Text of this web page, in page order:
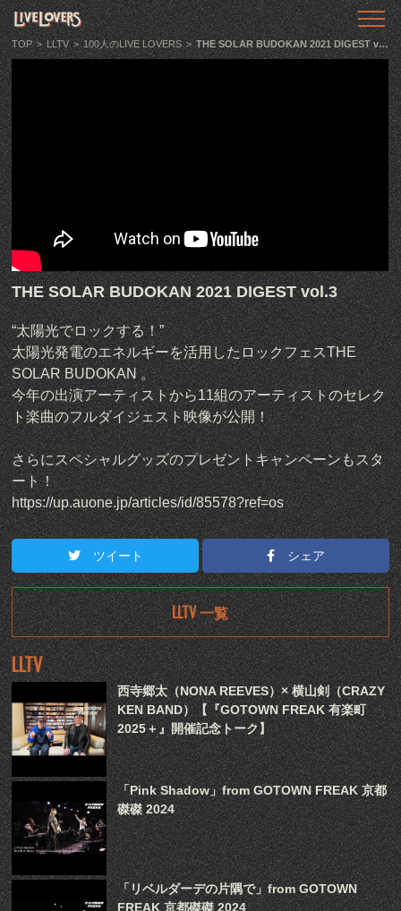
TOP
トップ
動画番組
PODCAST
音声番組
ARTICLE
記事
TOP > LLTV > 100人のLIVE LOVERS > THE SOLAR BUDOKAN 2021 DIGEST vol.3
THE SOLAR BUDOKAN 2021 DIGEST vol.3
“太陽光でロックする！”
太陽光発電のエネルギーを活用したロックフェスTHE
SOLAR BUDOKAN 。
今年の出演アーティストから11組のアーティストのセレク
ト楽曲のフルダイジェスト映像が公開！
さらにスペシャルグッズのプレゼントキャンペーンもスタ
ート！
https://up.auone.jp/articles/id/85578?ref=os
ツイート シェア
LLTV 一覧
LLTV
西寺郷太（NONA REEVES）× 横山剣（CRAZY
KEN BAND）【『GOTOWN FREAK 有楽町
2025＋』開催記念トーク】
「Pink Shadow」from GOTOWN FREAK 京都
磔磔 2024
「リベルダーデの片隅で」from GOTOWN
FREAK 京都磔磔 2024